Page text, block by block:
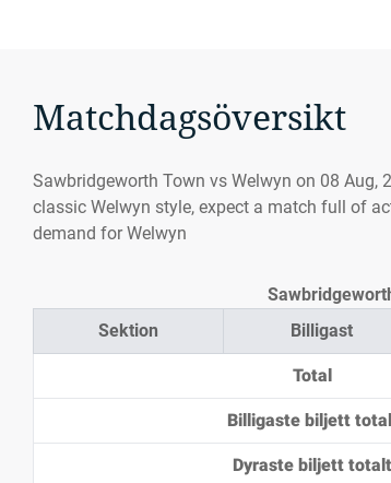
Matchdagsöversikt
Sawbridgeworth Town vs Welwyn on 08 Aug,
classic Welwyn style, expect a match full of
demand for Welwyn
Sektion Billigast
Total
Billigaste biljett
Dyraste biljett totalt